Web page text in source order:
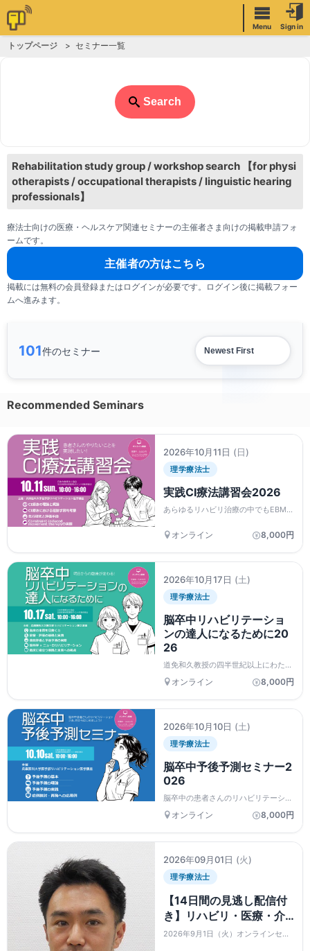
Menu Sign in
トップページ セミナー一覧
Search
Rehabilitation study group / workshop search 【for physi
otherapists / occupational therapists / linguistic hearing
professionals】
療法士向けの医療・ヘルスケア関連セミナーの主催者さま向けの掲載申請フォ
ームです。
主催者の方はこちら
掲載には無料の会員登録またはログインが必要です。ログイン後に掲載フォー
ムへ進みます。
101件のセミナー
Recommended Seminars
2026年10月11日 (日)
理学療法士
実践CI療法講習会2026
あらゆるリハビリ治療の中でもEBMと
法。すでに全国の数多くの施設で実施
される標準的な治療になってきまし
た。本講習会では、CI療法の基礎から
実践までじっくり学べま...
オンライン 8,000円
2026年10月17日 (土)
理学療法士
脳卒中リハビリテーショ
ンの達人になるために20
26
道免和久教授の四半世紀以上にわたる
脳卒中リハビリテーションの実践の経
験から、診察法、評価法、予後予測、
脳科学とニューロリハビリテーション
オンライン 8,000円
2026年10月10日 (土)
理学療法士
脳卒中予後予測セミナー2
026
脳卒中の患者さんのリハビリテーショ
ン...さぁ、何から始めましょう？ まず
は予後予測から始めましょう。そし
う？ このセミナーでは、機能評価と
オンライン 8,000円
2026年09月01日 (火)
理学療法士
【14日間の見逃し配信付
き】リハビリ・医療・介
護現場で安全に活用する
2026年9月1日（火）オンラインセミ